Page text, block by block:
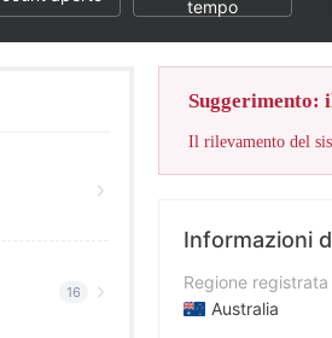
tempo
16
Suggerimento:
Informazioni
Regione registrata
Australia